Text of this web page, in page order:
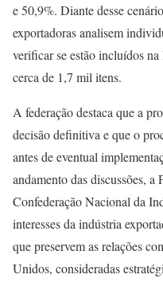
e 50,9%. Diante desse
exportadoras analisem
verificar se estão incluídos
cerca de 1,7 mil itens.
A federação destaca que a
decisão definitiva e que o
antes de eventual
andamento das discussões,
Confederação Nacional da
interesses da indústria
que preservem as relações
Unidos, consideradas